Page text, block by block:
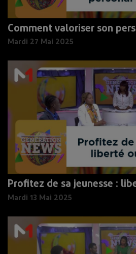
Comment valoriser son
Mardi 27 Mai 2025
Profitez de sa jeunesse :
Mardi 13 Mai 2025